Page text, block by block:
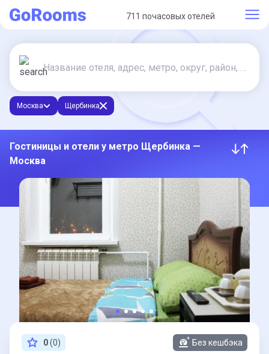
711 почасовых отелей
Москва Щербинка
Гостиницы и отели у метро Щербинка —
Москва
0(0) Без кешбэка